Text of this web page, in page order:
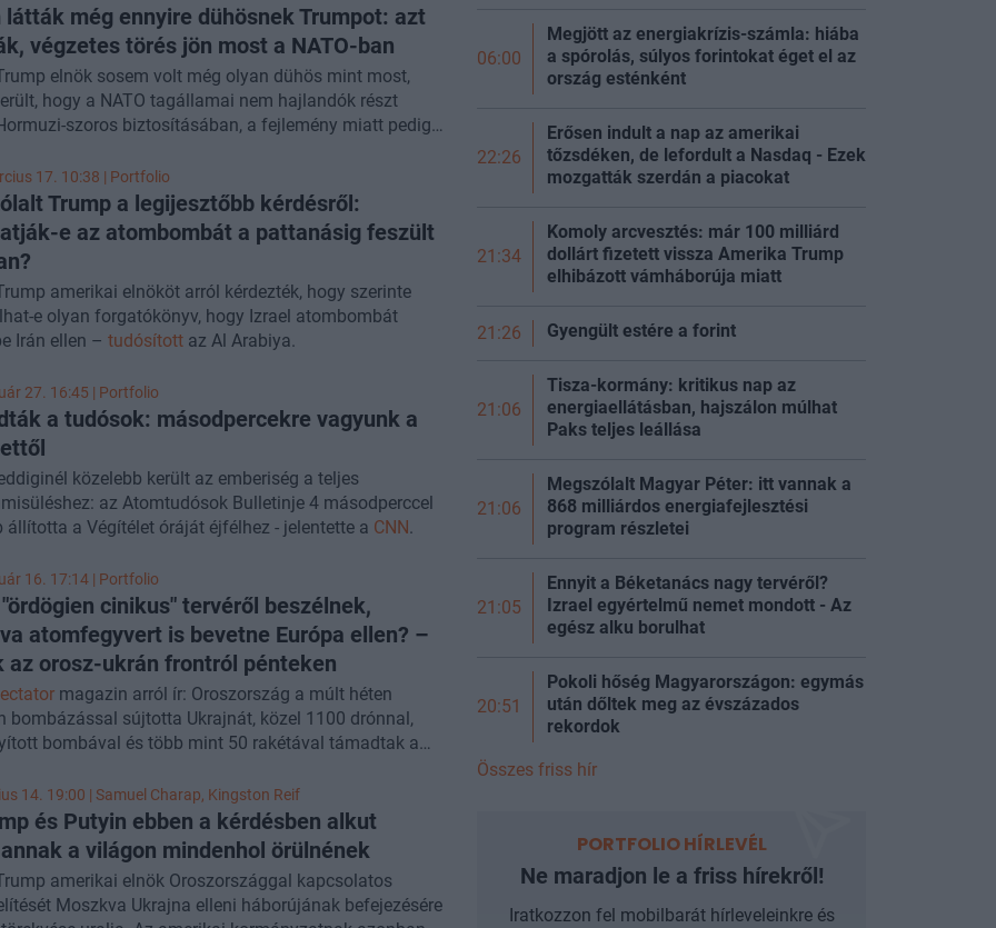
látták még ennyire dühösnek Trumpot: azt
végzetes törés jön most a NATO-ban
elnök sosem volt még olyan dühös mint most,
hogy a NATO tagállamai nem hajlandók részt
szoros biztosításában, a fejlemény miatt pedig
értelmét – írta ki X-oldalára Lindsey Graham
szenátor.
17. 10:38 | Portfolio
Trump a legijesztőbb kérdésről:
e az atombombát a pattanásig feszült
amerikai elnököt arról kérdezték, hogy szerinte
e olyan forgatókönyv, hogy Izrael atombombát
Irán ellen – tudósítottaz Al Arabiya.
27. 16:45 | Portfolio
a tudósok: másodpercekre vagyunk a
közelebb került az emberiség a teljes
az Atomtudósok Bulletinje 4 másodperccel
állította a Végítélet óráját éjfélhez - jelentette a CNN.
16. 17:14 | Portfolio
cinikus" tervéről beszélnek,
atomfegyvert is bevetne Európa ellen? –
az orosz-ukrán frontról pénteken
magazin arról ír: Oroszország a múlt héten
bombázással sújtotta Ukrajnát, közel 1100 drónnal,
bombával és több mint 50 rakétával támadtak a
A válságos energiahelyzet közepette sok ukrán nehéz
kényszerül: maradjon, vagy hagyja el az országot.
a határátkelők forgalma körülbelül 27%-kal nőtt, a lap
Vlagyimir Putyin "ördögien cinikus" stratégiája, hogy
az ukránokat a lakóhelyüktől, és a humanitárius
révén politikai nyomást gyakoroljon az európai
14. 19:00 | Samuel Charap, Kingston Reif
és Putyin ebben a kérdésben alkut
a világon mindenhol örülnének
amerikai elnök Oroszországgal kapcsolatos
Moszkva Ukrajna elleni háborújának befejezésére
06:00
Megjött az energiakrízis-számla: hiába
a spórolás, súlyos forintokat éget el az
ország esténként
22:26
Erősen indult a nap az amerikai
tőzsdéken, de lefordult a Nasdaq - Ezek
mozgatták szerdán a piacokat
21:34
Komoly arcvesztés: már 100 milliárd
dollárt fizetett vissza Amerika Trump
elhibázott vámháborúja miatt
21:26 Gyengült estére a forint
21:06
Tisza-kormány: kritikus nap az
energiaellátásban, hajszálon múlhat
Paks teljes leállása
21:06
Megszólalt Magyar Péter: itt vannak a
868 milliárdos energiafejlesztési
program részletei
21:05
Ennyit a Béketanács nagy tervéről?
Izrael egyértelmű nemet mondott - Az
egész alku borulhat
20:51
Pokoli hőség Magyarországon: egymás
után dőltek meg az évszázados
rekordok
Összes friss hír
PORTFOLIO HÍRLEVÉL
Ne maradjon le a friss hírekről!
Iratkozzon fel mobilbarát hírleveleinkre és